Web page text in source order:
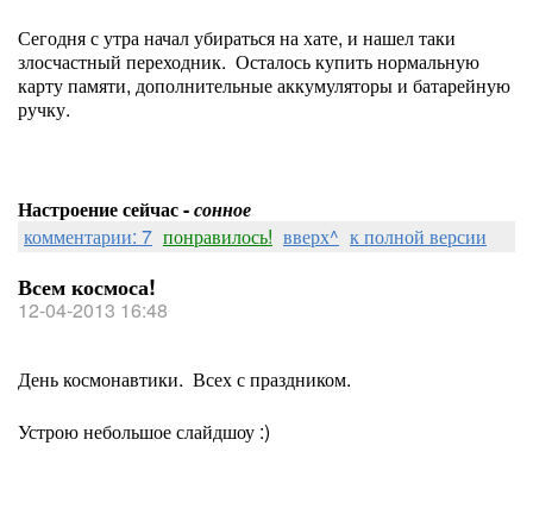
Сегодня с утра начал убираться на хате, и нашел таки
злосчастный переходник. Осталось купить нормальную
карту памяти, дополнительные аккумуляторы и батарейную
ручку.
Настроение сейчас -сонное
комментарии: 7 понравилось! вверх^ к полной версии
Всем космоса!
12-04-2013 16:48
День космонавтики. Всех с праздником.
Устрою небольшое слайдшоу :)